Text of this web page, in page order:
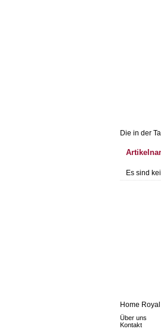
Die in der
Es sind
Home Royal
Über uns
Kontakt